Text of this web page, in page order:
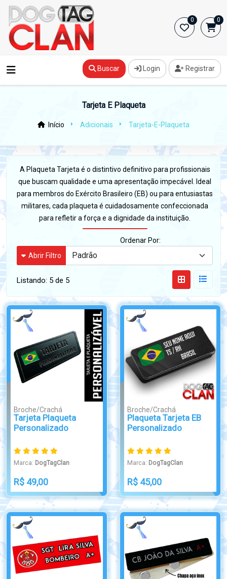
0 0
Buscar Login Registrar
Tarjeta E Plaqueta
Início Adicionais Tarjeta-E-Plaqueta
A Plaqueta Tarjeta é o distintivo definitivo para profissionais
que buscam qualidade e uma apresentação impecável. Ideal
para membros do Exército Brasileiro (EB) ou para entusiastas
militares, cada plaqueta é cuidadosamente confeccionada
para refletir a força e a dignidade da instituição.
Ordenar Por:
Abrir Filtro
Listando: 5 de 5
Broche/Crachá
Tarjeta Plaqueta
Personalizado
Marca: DogTagClan
R$ 49,00
Broche/Crachá
Plaqueta Tarjeta EB
Personalizado
Marca: DogTagClan
R$ 45,00